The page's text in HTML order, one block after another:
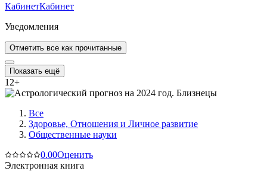
КабинетКабинет
Уведомления
Отметить все как прочитанные
Показать ещё
12+
Все
Здоровье, Отношения и Личное развитие
Общественные науки
0.00Оценить
Электронная книга